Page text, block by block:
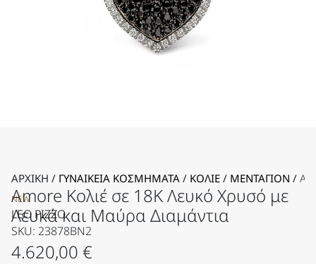
ΑΡΧΙΚΉ / ΓΥΝΑΙΚΕΊΑ KΟΣΜΉΜΑΤΑ / ΚΟΛΙΈ / ΜΕΝΤΑΓΙΌΝ /
NEW
Amore Κολιέ σε 18Κ Λευκό Χρυσό με
Λευκά και Μαύρα Διαμάντια
LEO PIZZO
SKU: 23878BN2
4.620,00 €